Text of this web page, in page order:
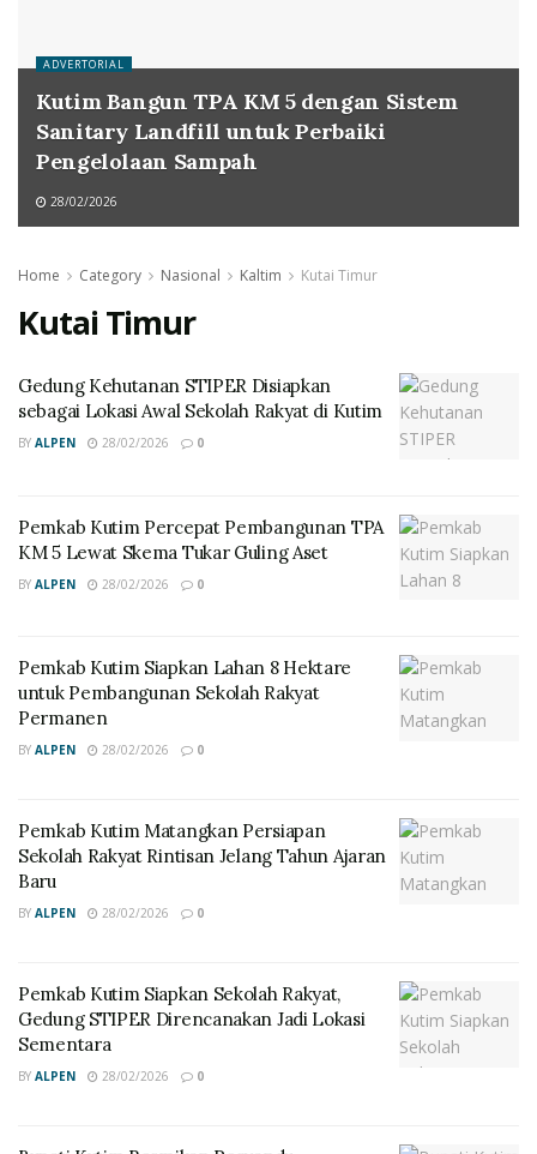
ADVERTORIAL
Kutim Bangun TPA KM 5 dengan Sistem
Sanitary Landfill untuk Perbaiki
Pengelolaan Sampah
28/02/2026
Home Category Nasional Kaltim Kutai Timur
Kutai Timur
Gedung Kehutanan STIPER Disiapkan
sebagai Lokasi Awal Sekolah Rakyat di Kutim
BY ALPEN 28/02/2026 0
Pemkab Kutim Percepat Pembangunan TPA
KM 5 Lewat Skema Tukar Guling Aset
BY ALPEN 28/02/2026 0
Pemkab Kutim Siapkan Lahan 8 Hektare
untuk Pembangunan Sekolah Rakyat
Permanen
BY ALPEN 28/02/2026 0
Pemkab Kutim Matangkan Persiapan
Sekolah Rakyat Rintisan Jelang Tahun Ajaran
Baru
BY ALPEN 28/02/2026 0
Pemkab Kutim Siapkan Sekolah Rakyat,
Gedung STIPER Direncanakan Jadi Lokasi
Sementara
BY ALPEN 28/02/2026 0